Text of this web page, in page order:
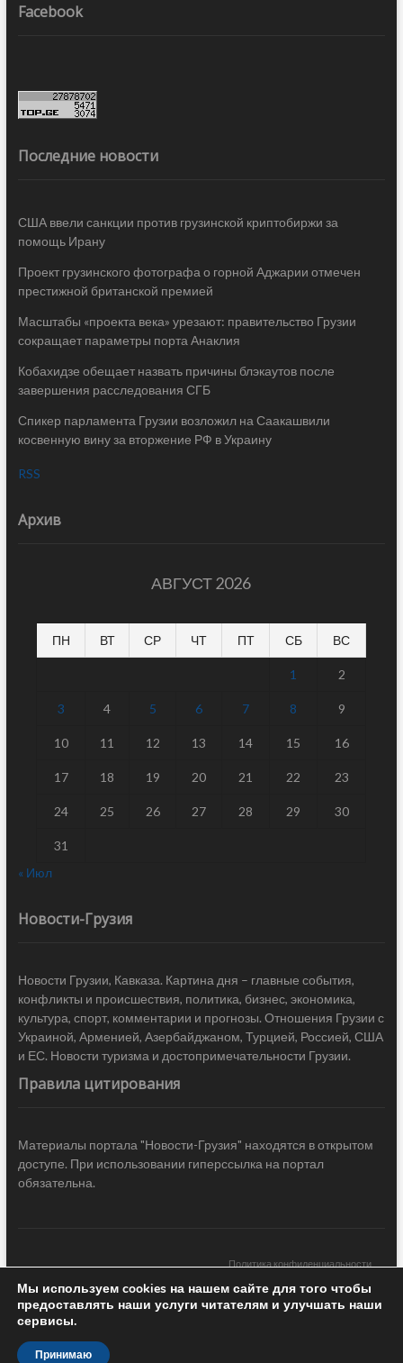
Facebook
Последние новости
США ввели санкции против грузинской криптобиржи за
помощь Ирану
Проект грузинского фотографа о горной Аджарии отмечен
престижной британской премией
Масштабы «проекта века» урезают: правительство Грузии
сокращает параметры порта Анаклия
Кобахидзе обещает назвать причины блэкаутов после
завершения расследования СГБ
Спикер парламента Грузии возложил на Саакашвили
косвенную вину за вторжение РФ в Украину
RSS
Архив
АВГУСТ 2026
ПН ВТ СР ЧТ ПТ СБ ВС
1 2
3 4 5 6 7 8 9
10 11 12 13 14 15 16
17 18 19 20 21 22 23
24 25 26 27 28 29 30
31
« Июл
Новости-Грузия
Новости Грузии, Кавказа. Картина дня – главные события,
конфликты и происшествия, политика, бизнес, экономика,
культура, спорт, комментарии и прогнозы. Отношения Грузии с
Украиной, Арменией, Азербайджаном, Турцией, Россией, США
и ЕС. Новости туризма и достопримечательности Грузии.
Правила цитирования
Материалы портала "Новости-Грузия" находятся в открытом
доступе. При использовании гиперссылка на портал
обязательна.
Политика конфиденциальности
Новости Грузии| Black Sea Press LTD © 2020 All Rights Reserved /
Design & development —
Мы используем cookies на нашем сайте для того чтобы
предоставлять наши услуги читателям и улучшать наши
сервисы.
Принимаю